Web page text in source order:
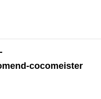
cocomeister